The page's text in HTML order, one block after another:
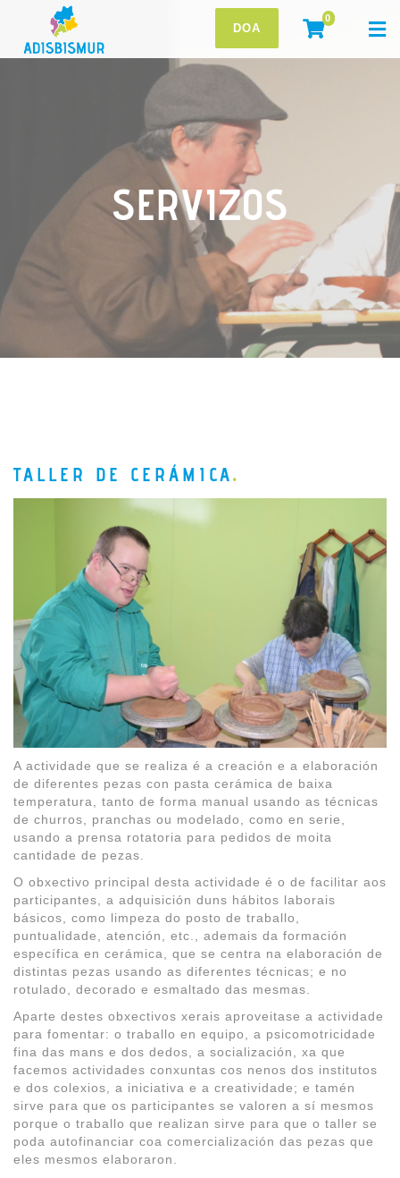
DOA
0
SERVIZOS
TALLER DE CERÁMICA
A actividade que se realiza é a creación e a elaboración
de diferentes pezas con pasta cerámica de baixa
temperatura, tanto de forma manual usando as técnicas
de churros, pranchas ou modelado, como en serie,
usando a prensa rotatoria para pedidos de moita
cantidade de pezas.
O obxectivo principal desta actividade é o de facilitar aos
participantes, a adquisición duns hábitos laborais
básicos, como limpeza do posto de traballo,
puntualidade, atención, etc., ademais da formación
específica en cerámica, que se centra na elaboración de
distintas pezas usando as diferentes técnicas; e no
rotulado, decorado e esmaltado das mesmas.
Aparte destes obxectivos xerais aproveitase a actividade
para fomentar: o traballo en equipo, a psicomotricidade
fina das mans e dos dedos, a socialización, xa que
facemos actividades conxuntas cos nenos dos institutos
e dos colexios, a iniciativa e a creatividade; e tamén
sirve para que os participantes se valoren a sí mesmos
porque o traballo que realizan sirve para que o taller se
poda autofinanciar coa comercialización das pezas que
eles mesmos elaboraron.